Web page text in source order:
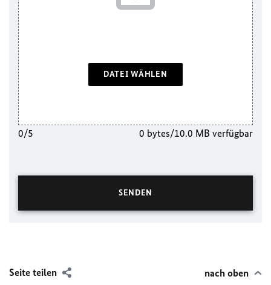
DATEI WÄHLEN
0/5 0 bytes/10.0 MB verfügbar
Seite teilen nach oben